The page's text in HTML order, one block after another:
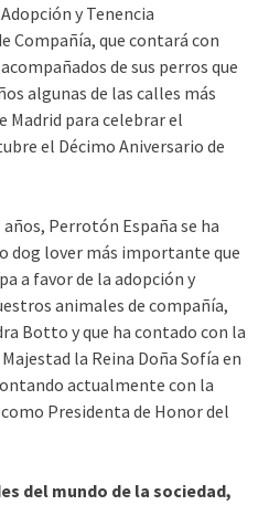
y Tenencia
Compañía, que contará con
de sus perros que
algunas de las calles más
Madrid para celebrar el
el Décimo Aniversario de
Perrotón España se ha
dog lover más importante que
a favor de la adopción y
animales de compañía,
Botto y que ha contado con la
la Reina Doña Sofía en
actualmente con la
Presidenta de Honor del
del mundo de la sociedad,